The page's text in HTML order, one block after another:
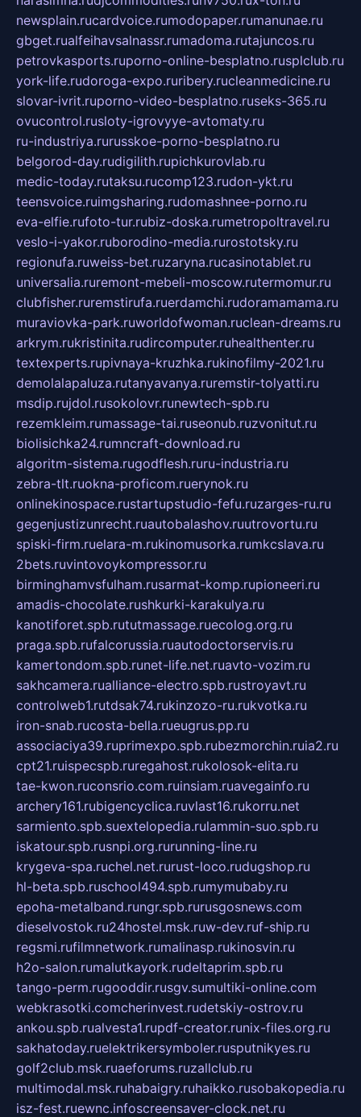
newsplain.rucardvoice.rumodopaper.rumanunae.ru
gbget.rualfeihavsalnassr.rumadoma.rutajuncos.ru
petrovkasports.ruporno-online-besplatno.rusplclub.ru
york-life.rudoroga-expo.ruribery.rucleanmedicine.ru
slovar-ivrit.ruporno-video-besplatno.ruseks-365.ru
ovucontrol.rusloty-igrovyye-avtomaty.ru
ru-industriya.rurusskoe-porno-besplatno.ru
belgorod-day.rudigilith.rupichkurovlab.ru
medic-today.rutaksu.rucomp123.rudon-ykt.ru
teensvoice.ruimgsharing.rudomashnee-porno.ru
eva-elfie.rufoto-tur.rubiz-doska.rumetropoltravel.ru
veslo-i-yakor.ruborodino-media.rurostotsky.ru
regionufa.ruweiss-bet.ruzaryna.rucasinotablet.ru
universalia.ruremont-mebeli-moscow.rutermomur.ru
clubfisher.ruremstirufa.ruerdamchi.rudoramamama.ru
muraviovka-park.ruworldofwoman.ruclean-dreams.ru
arkrym.rukristinita.rudircomputer.ruhealthenter.ru
textexperts.rupivnaya-kruzhka.rukinofilmy-2021.ru
demolalapaluza.rutanyavanya.ruremstir-tolyatti.ru
msdip.rujdol.rusokolovr.runewtech-spb.ru
rezemkleim.rumassage-tai.ruseonub.ruzvonitut.ru
biolisichka24.rumncraft-download.ru
algoritm-sistema.rugodflesh.ruru-industria.ru
zebra-tlt.ruokna-proficom.ruerynok.ru
onlinekinospace.rustartupstudio-fefu.ruzarges-ru.ru
gegenjustizunrecht.ruautobalashov.ruutrovortu.ru
spiski-firm.ruelara-m.rukinomusorka.rumkcslava.ru
2bets.ruvintovoykompressor.ru
birminghamvsfulham.rusarmat-komp.rupioneeri.ru
amadis-chocolate.rushkurki-karakulya.ru
kanotiforet.spb.rututmassage.ruecolog.org.ru
praga.spb.rufalcorussia.ruautodoctorservis.ru
kamertondom.spb.runet-life.net.ruavto-vozim.ru
sakhcamera.rualliance-electro.spb.rustroyavt.ru
controlweb1.rutdsak74.rukinzozo-ru.rukvotka.ru
iron-snab.rucosta-bella.rueugrus.pp.ru
associaciya39.ruprimexpo.spb.rubezmorchin.ruia2.ru
cpt21.ruispecspb.ruregahost.rukolosok-elita.ru
tae-kwon.ruconsrio.com.ruinsiam.ruavegainfo.ru
archery161.rubigencyclica.ruvlast16.rukorru.net
sarmiento.spb.suextelopedia.rulammin-suo.spb.ru
iskatour.spb.rusnpi.org.rurunning-line.ru
krygeva-spa.ruchel.net.rurust-loco.rudugshop.ru
hl-beta.spb.ruschool494.spb.rumymubaby.ru
epoha-metalband.rungr.spb.rurusgosnews.com
dieselvostok.ru24hostel.msk.ruw-dev.ruf-ship.ru
regsmi.rufilmnetwork.rumalinasp.rukinosvin.ru
h2o-salon.rumalutkayork.rudeltaprim.spb.ru
tango-perm.rugooddir.rusgv.sumultiki-online.com
webkrasotki.comcherinvest.rudetskiy-ostrov.ru
ankou.spb.rualvesta1.rupdf-creator.runix-files.org.ru
sakhatoday.ruelektrikersymboler.rusputnikyes.ru
golf2club.msk.ruaeforums.ruzallclub.ru
multimodal.msk.ruhabaigry.ruhaikko.rusobakopedia.ru
isz-fest.ruewnc.infoscreensaver-clock.net.ru